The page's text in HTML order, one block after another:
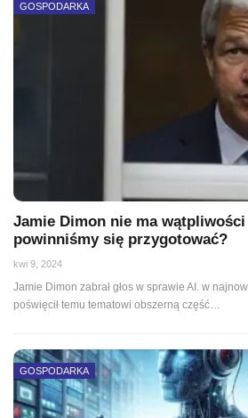
GOSPODARKA
Jamie Dimon nie ma
powinniśmy się przygotować?
kwi 9, 2024
Jamie Dimon zabrał głos w sprawie AI. w
poświęcił temu tematowi obszerną część…
GOSPODARKA